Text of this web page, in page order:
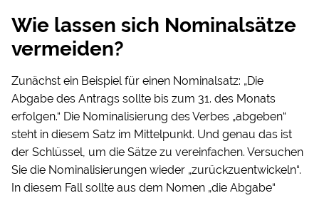
Wie lassen sich Nominalsätze
vermeiden?
Zunächst ein Beispiel für einen Nominalsatz: „Die
Abgabe des Antrags sollte bis zum 31. des Monats
erfolgen.“ Die Nominalisierung des Verbes „abgeben“
steht in diesem Satz im Mittelpunkt. Und genau das ist
der Schlüssel, um die Sätze zu vereinfachen. Versuchen
Sie die Nominalisierungen wieder „zurückzuentwickeln“.
In diesem Fall sollte aus dem Nomen „die Abgabe“